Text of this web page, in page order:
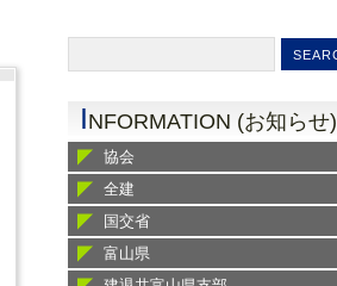
INFORMATION (お知らせ)
協会
全建
国交省
富山県